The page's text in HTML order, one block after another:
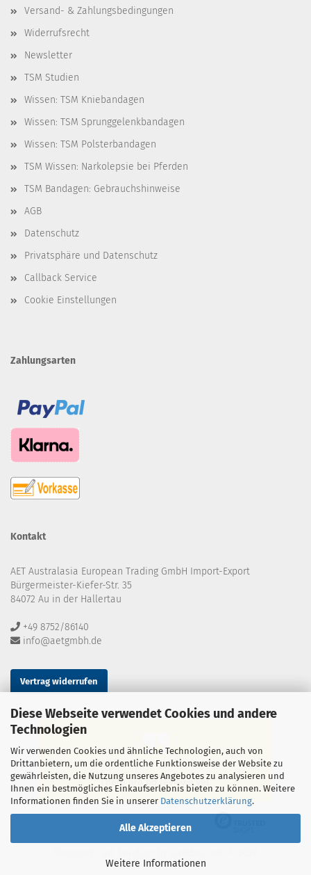
Diese Webseite verwendet Cookies und andere
Technologien
Wir verwenden Cookies und ähnliche Technologien, auch von
Drittanbietern, um die ordentliche Funktionsweise der Website zu
gewährleisten, die Nutzung unseres Angebotes zu analysieren und
Ihnen ein bestmögliches Einkaufserlebnis bieten zu können. Weitere
Informationen finden Sie in unserer Datenschutzerklärung.
Alle Akzeptieren
Weitere Informationen
Versand- & Zahlungsbedingungen
Widerrufsrecht
Newsletter
TSM Studien
Wissen: TSM Kniebandagen
Wissen: TSM Sprunggelenkbandagen
Wissen: TSM Polsterbandagen
TSM Wissen: Narkolepsie bei Pferden
TSM Bandagen: Gebrauchshinweise
AGB
Datenschutz
Privatsphäre und Datenschutz
Callback Service
Cookie Einstellungen
Zahlungsarten
Kontakt
AET Australasia European Trading GmbH Import-Export
Bürgermeister-Kiefer-Str. 35
84072 Au in der Hallertau
+49 8752/86140
info@aetgmbh.de
Vertrag widerrufen
There are no reviews yet.